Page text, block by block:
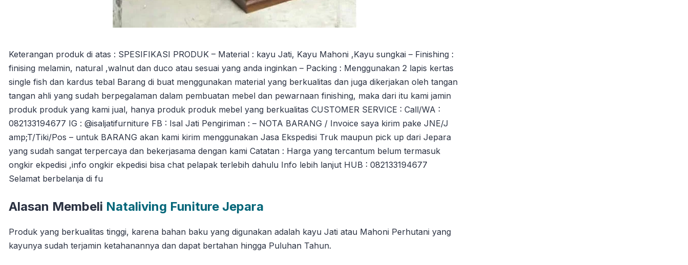
Keterangan produk di atas : SPESIFIKASI PRODUK – Material : kayu Jati, Kayu Mahoni ,Kayu sungkai – Finishing :
finising melamin, natural ,walnut dan duco atau sesuai yang anda inginkan – Packing : Menggunakan 2 lapis kertas
single fish dan kardus tebal Barang di buat menggunakan material yang berkualitas dan juga dikerjakan oleh tangan
tangan ahli yang sudah berpegalaman dalam pembuatan mebel dan pewarnaan finishing, maka dari itu kami jamin
produk produk yang kami jual, hanya produk produk mebel yang berkualitas CUSTOMER SERVICE : Call/WA :
082133194677 IG : @isaljatifurniture FB : Isal Jati Pengiriman : – NOTA BARANG / Invoice saya kirim pake JNE/J
amp;T/Tiki/Pos – untuk BARANG akan kami kirim menggunakan Jasa Ekspedisi Truk maupun pick up dari Jepara
yang sudah sangat terpercaya dan bekerjasama dengan kami Catatan : Harga yang tercantum belum termasuk
ongkir ekpedisi ,info ongkir ekpedisi bisa chat pelapak terlebih dahulu Info lebih lanjut HUB : 082133194677
Selamat berbelanja di fu
Alasan Membeli Nataliving Funiture Jepara
Produk yang berkualitas tinggi, karena bahan baku yang digunakan adalah kayu Jati atau Mahoni Perhutani yang
kayunya sudah terjamin ketahanannya dan dapat bertahan hingga Puluhan Tahun.